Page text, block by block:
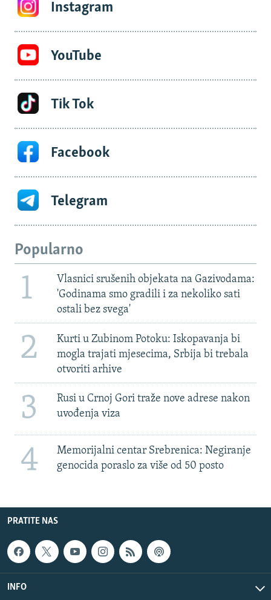
Instagram
YouTube
Tik Tok
Facebook
Telegram
Popularno
1
Vlasnici srušenih objekata na Gazivodama:
'Godinama smo gradili i za nekoliko sati
ostali bez svega'
2
Kurti u Zubinom Potoku: Iskopavanja bi
mogla trajati mjesecima, Srbija bi trebala
otvoriti arhive
3
Rusi u Crnoj Gori traže nove adrese nakon
uvođenja viza
4
Memorijalni centar Srebrenica: Negiranje
genocida poraslo za više od 50 posto
PRATITE NAS
INFO